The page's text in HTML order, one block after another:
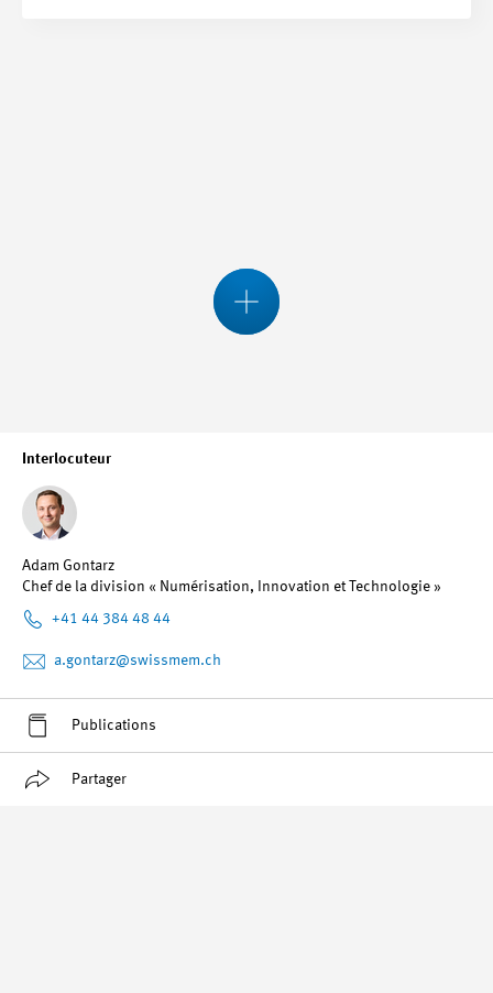
Interlocuteur
Adam Gontarz
Chef de la division « Numérisation, Innovation et Technologie »
+41 44 384 48 44
a.gontarz@swissmem.ch
Publications
Prise de position « Recherche, innovation et
Partager